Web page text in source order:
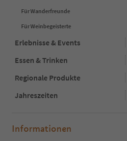
Für Wanderfreunde
Für Weinbegeisterte
Erlebnisse & Events
Essen & Trinken
Regionale Produkte
Jahreszeiten
Informationen